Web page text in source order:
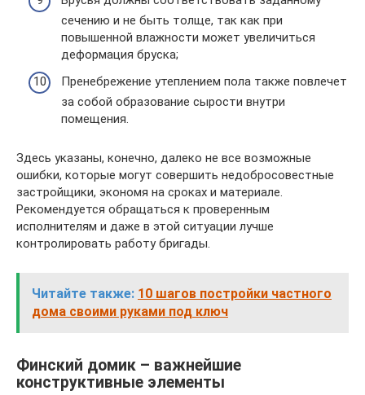
сечению и не быть толще, так как при
повышенной влажности может увеличиться
деформация бруска;
Пренебрежение утеплением пола также повлечет
за собой образование сырости внутри
помещения.
Здесь указаны, конечно, далеко не все возможные
ошибки, которые могут совершить недобросовестные
застройщики, экономя на сроках и материале.
Рекомендуется обращаться к проверенным
исполнителям и даже в этой ситуации лучше
контролировать работу бригады.
Читайте также: 10 шагов постройки частного
дома своими руками под ключ
Финский домик – важнейшие
конструктивные элементы